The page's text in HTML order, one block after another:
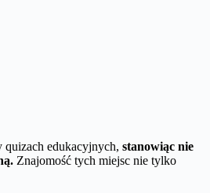
quizach edukacyjnych, stanowiąc nie
Znajomość tych miejsc nie tylko